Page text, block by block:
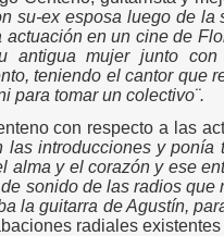
su-ex esposa luego de
en un cine de
antigua mujer junto
teniendo el cantor que
para tomar un colectivo¨.
con respecto a las
las introducciones y
alma y el corazón y ese
sonido de las radios
la guitarra de Agustín,
radiales